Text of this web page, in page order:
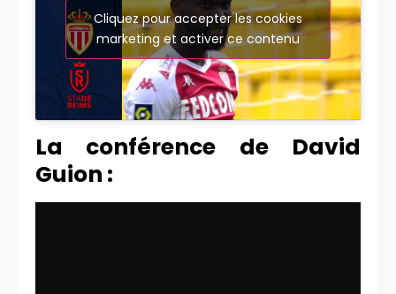
Cliquez pour accepter les cookies
marketing et activer ce contenu
La conférence de David
Guion :